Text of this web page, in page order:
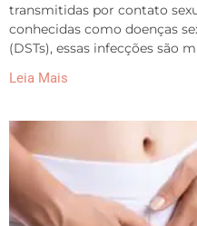
transmitidas por contato
conhecidas como doenças
(DSTs), essas infecções são
Leia Mais